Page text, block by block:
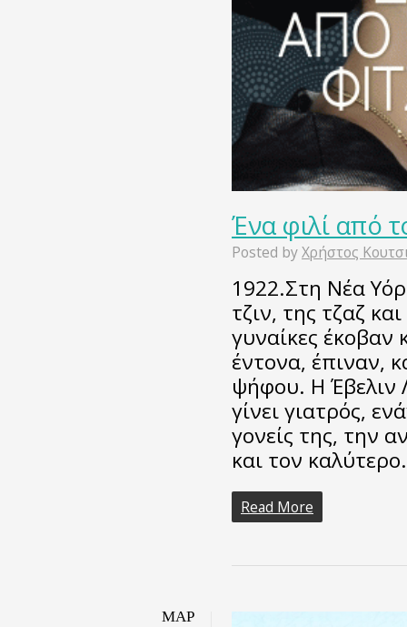
Ένα φιλί από
Posted byΧρήστος
1922.Στη Νέα
τζιν, της τζαζ
γυναίκες έκοβαν
έντονα, έπιναν,
ψήφου. Η Έβελιν
γίνει γιατρός,
γονείς της, την
και τον
Read More
ΜΑΡ